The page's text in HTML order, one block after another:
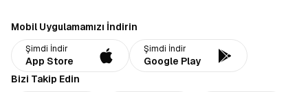
Mobil Uygulamamızı İndirin
Şimdi İndir
App Store
Şimdi İndir
Google Play
Bizi Takip Edin